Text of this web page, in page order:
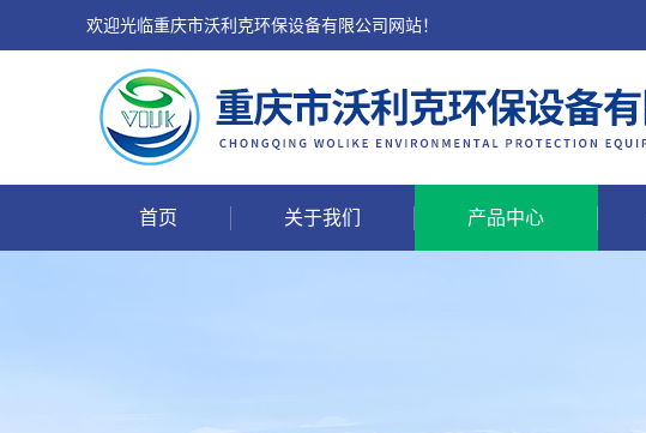
欢迎光临重庆市沃利克环保设备有限公司网站！
首页 关于我们 产品中心